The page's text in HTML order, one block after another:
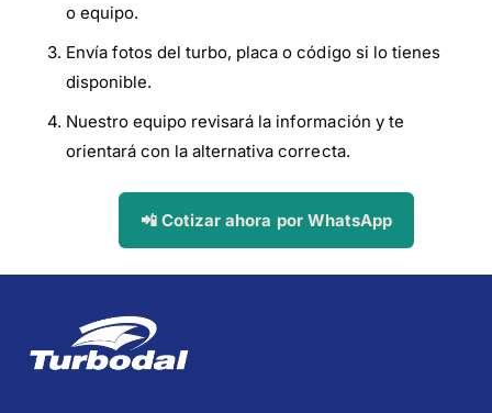
o equipo.
Envía fotos del turbo, placa o código si lo tienes
disponible.
Nuestro equipo revisará la información y te
orientará con la alternativa correcta.
📲 Cotizar ahora por WhatsApp